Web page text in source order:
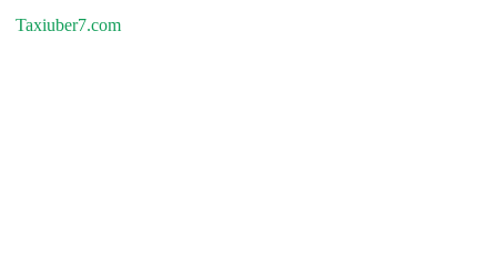
Taxiuber7.com